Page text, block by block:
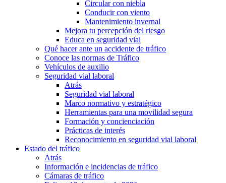
Circular con niebla
Conducir con viento
Mantenimiento invernal
Mejora tu percepción del riesgo
Educa en seguridad vial
Qué hacer ante un accidente de tráfico
Conoce las normas de Tráfico
Vehículos de auxilio
Seguridad vial laboral
Atrás
Seguridad vial laboral
Marco normativo y estratégico
Herramientas para una movilidad segura
Formación y concienciación
Prácticas de interés
Reconocimiento en seguridad vial laboral
Estado del tráfico
Atrás
Información e incidencias de tráfico
Cámaras de tráfico